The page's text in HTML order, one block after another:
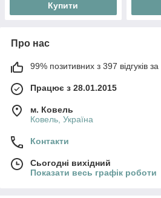
Купити
Про нас
99% позитивних з 397 відгуків за
Працює з 28.01.2015
м. Ковель
Ковель, Україна
Контакти
Сьогодні вихідний
Показати весь графік роботи